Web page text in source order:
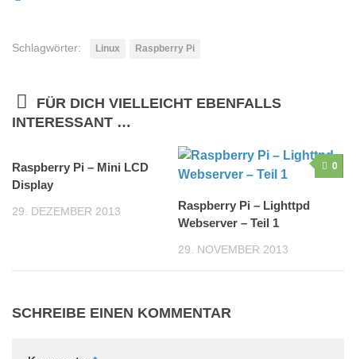
Schlagwörter: Linux Raspberry Pi
FÜR DICH VIELLEICHT EBENFALLS
INTERESSANT …
Raspberry Pi – Mini LCD
Display
29. DEZEMBER 2013
0
Raspberry Pi – Lighttpd
Webserver – Teil 1
29. NOVEMBER 2013
SCHREIBE EINEN KOMMENTAR